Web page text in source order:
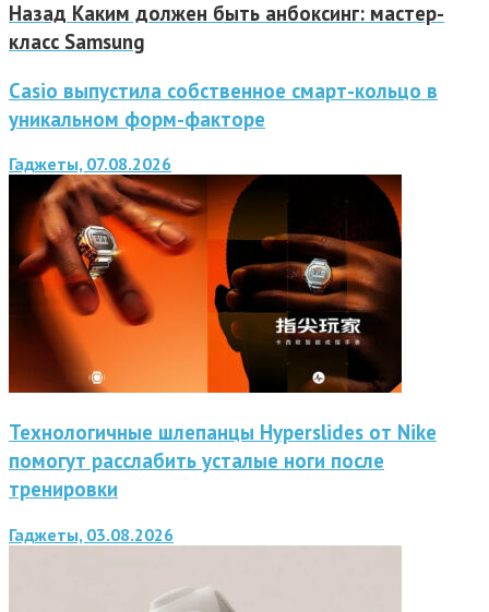
Назад Каким должен быть анбоксинг: мастер-
класс Samsung
Casio выпустила собственное смарт-кольцо в
уникальном форм-факторе
Гаджеты, 07.08.2026
Технологичные шлепанцы Hyperslides от Nike
помогут расслабить усталые ноги после
тренировки
Гаджеты, 03.08.2026